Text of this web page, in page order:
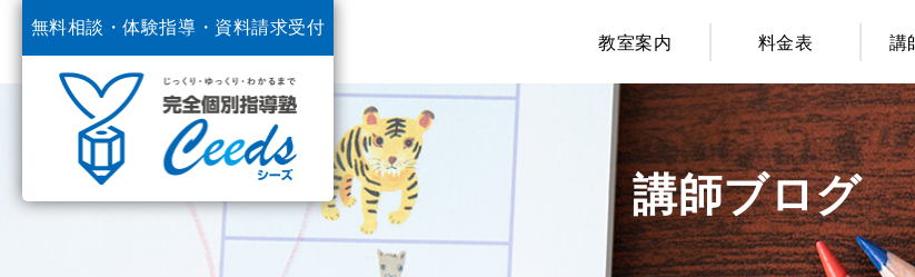
無料相談・体験指導・ 資料請求受付
中
教室案内 料金表 講
講師ブログ